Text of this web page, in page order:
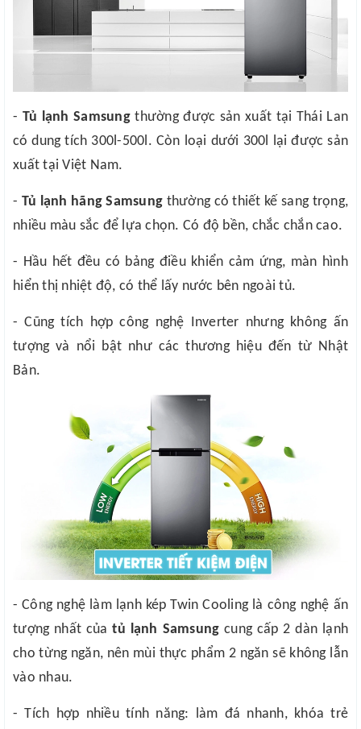
- Tủ lạnh Samsungthường được sản xuất tại Thái Lan
có dung tích 300l-500l. Còn loại dưới 300l lại được sản
xuất tại Việt Nam.
- Tủ lạnh hãng Samsung thường có thiết kế sang trọng,
nhiều màu sắc để lựa chọn. Có độ bền, chắc chắn cao.
- Hầu hết đều có bảng điều khiển cảm ứng, màn hình
hiển thị nhiệt độ, có thể lấy nước bên ngoài tủ.
- Cũng tích hợp công nghệ Inverter nhưng không ấn
tượng và nổi bật như các thương hiệu đến từ Nhật
Bản.
- Công nghệ làm lạnh kép Twin Cooling là công nghệ ấn
tượng nhất củatủ lạnh Samsung cung cấp 2 dàn lạnh
cho từng ngăn, nên mùi thực phẩm 2 ngăn sẽ không lẫn
vào nhau.
- Tích hợp nhiều tính năng: làm đá nhanh, khóa trẻ